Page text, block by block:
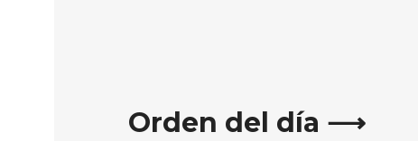
Orden del día ⟶